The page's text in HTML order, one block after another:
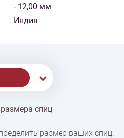
- 12,00 мм
Индия
спиц
размер ваших спиц.